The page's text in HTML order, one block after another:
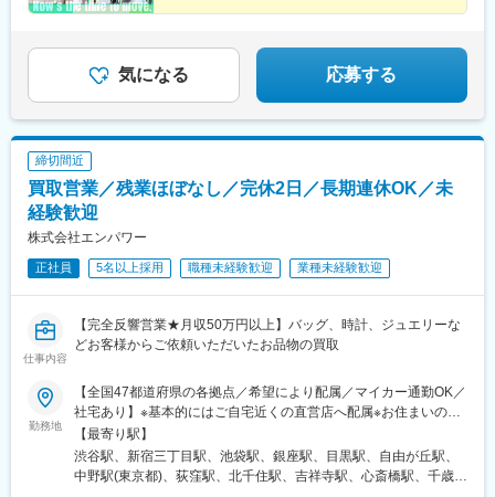
町田グランベリーパーク駅、豊田駅、国分寺駅、立川北駅、高松
よみうりランド駅、武蔵引田駅、新高島駅、横浜駅、元町・中華
街駅、伊勢佐木長者町駅、神奈川駅、新横浜駅、大倉山駅(神奈川
県)、新綱島駅、センター北駅、鴨居駅、たまプラーザ駅、長津田
駅、橋本駅(神奈川県)、上溝駅、相模大野駅、汐入駅、横須賀中央
駅、平塚駅、鎌倉駅、大船駅、藤沢駅、辻堂駅、石上駅、小田原
駅、鴨宮駅、茅ケ崎駅、逗子・葉山駅、三崎口駅、秦野駅、倉見
駅、中央林間駅、伊勢原駅、海老名駅(相模線)、相武台前駅、大雄
山駅、高座渋谷駅、相模金子駅、湯河原駅、京急鶴見駅、杉田駅
駅、社家駅、大和駅(神奈川県)、厚木駅、座間駅、かしわ台駅、二
新宿駅、西早稲田駅、春日駅(東京都)、上野広小路駅、とうきょう
スカイツリー駅、国際展示場駅、亀戸水神駅、五反田駅、九品仏
官山駅、要町駅、東池袋駅、牛田駅(東京都)、府中駅(東京都)、京
王多摩川駅、立川駅、京王八王子駅、京王口ステイション駅、高
島町駅、平沼橋駅、馬車道駅、石川町駅、日ノ出町駅、綱島駅、
センター南駅、武蔵小杉駅、高津駅(神奈川県)、登戸駅、横須賀
駅、緑町駅、北茅ケ崎駅、逗子駅、海老名駅(相鉄・小田急)、鶴見
駅、入谷駅(神奈川県)、台場駅、茅場町駅、赤坂見附駅、麻布十番
気になる 応募する
締切間近
買取営業／残業ほぼなし／完休2日／長期連休OK／未
経験歓迎
株式会社エンパワー
正社員 5名以上採用 職種未経験歓迎 業種未経験歓迎
仕事内容
【完全反響営業★月収50万円以上】バッグ、時計、ジュエリーな
どお客様からご依頼いただいたお品物の買取
勤務地
【全国47都道府県の各拠点／希望により配属／マイカー通勤OK／
社宅あり】※基本的にはご自宅近くの直営店へ配属※お住まいのエ
リアや配属先の人員状況により、入社後に他県の直営店に出張
し、経験を積んでいただく可能性あり★U・Iターン歓迎 ★マイ
カー通勤OK（規定あり。詳細はお問い合わせください）＜募集エ
【最寄り駅】
渋谷駅、新宿三丁目駅、池袋駅、銀座駅、目黒駅、自由が丘駅、
中野駅(東京都)、荻窪駅、北千住駅、吉祥寺駅、心斎橋駅、千歳駅